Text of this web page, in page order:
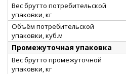
Вес брутто потребительской
упаковки, кг
Объём потребительской
упаковки, куб.м
Промежуточная упаковка
Вес брутто промежуточной
упаковки, кг